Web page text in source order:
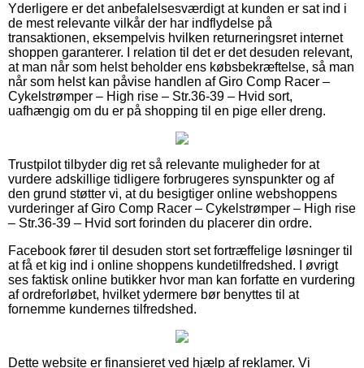
Yderligere er det anbefalelsesværdigt at kunden er sat ind i
de mest relevante vilkår der har indflydelse på
transaktionen, eksempelvis hvilken returneringsret internet
shoppen garanterer. I relation til det er det desuden relevant,
at man når som helst beholder ens købsbekræftelse, så man
når som helst kan påvise handlen af Giro Comp Racer –
Cykelstrømper – High rise – Str.36-39 – Hvid sort,
uafhængig om du er på shopping til en pige eller dreng.
Trustpilot tilbyder dig ret så relevante muligheder for at
vurdere adskillige tidligere forbrugeres synspunkter og af
den grund støtter vi, at du besigtiger online webshoppens
vurderinger af Giro Comp Racer – Cykelstrømper – High rise
– Str.36-39 – Hvid sort forinden du placerer din ordre.
Facebook fører til desuden stort set fortræffelige løsninger til
at få et kig ind i online shoppens kundetilfredshed. I øvrigt
ses faktisk online butikker hvor man kan forfatte en vurdering
af ordreforløbet, hvilket ydermere bør benyttes til at
fornemme kundernes tilfredshed.
Dette website er finansieret ved hjælp af reklamer. Vi